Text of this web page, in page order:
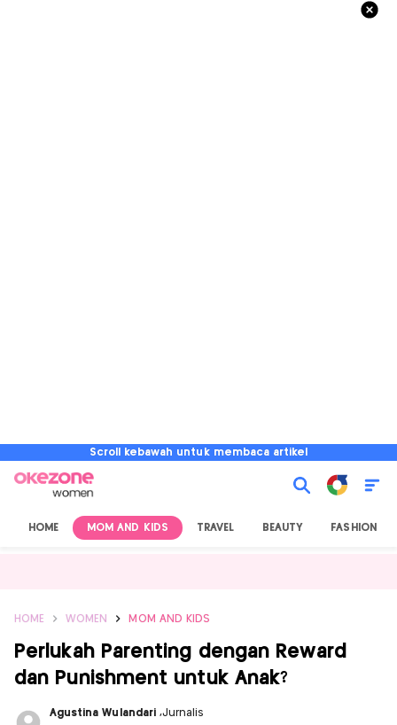
Scroll kebawah untuk membaca artikel
HOME MOM AND KIDS TRAVEL BEAUTY FASHION
HOME WOMEN MOM AND KIDS
Perlukah Parenting dengan Reward
dan Punishment untuk Anak?
Agustina Wulandari ,Jurnalis